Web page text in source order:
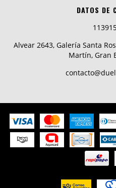
DATOS DE
Alvear 2643, Galería Santa
Martín, Gran